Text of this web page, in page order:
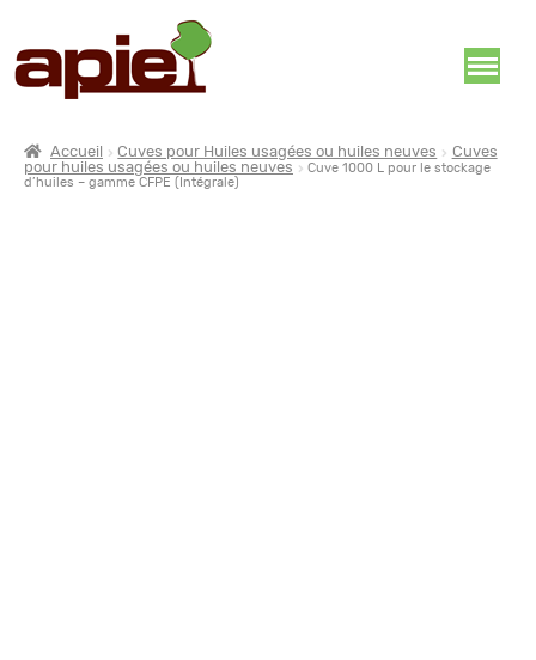
Accueil Cuves pour Huiles usagées ou huiles neuves
Cuves
pour huiles usagées ou huiles neuves
Cuve 1000 L pour le stockage
d’huiles – gamme CFPE (Intégrale)